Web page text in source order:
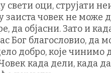
оци, струјати
заиста човек не
да објасни. Зато и
Бог благословио, да
добро, које чинимо
када дели, када